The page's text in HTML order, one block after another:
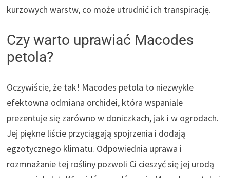
kurzowych warstw, co może utrudnić ich transpirację.
Czy warto uprawiać Macodes
petola?
Oczywiście, że tak! Macodes petola to niezwykle
efektowna odmiana orchidei, która wspaniale
prezentuje się zarówno w doniczkach, jak i w ogrodach.
Jej piękne liście przyciągają spojrzenia i dodają
egzotycznego klimatu. Odpowiednia uprawa i
rozmnażanie tej rośliny pozwoli Ci cieszyć się jej urodą